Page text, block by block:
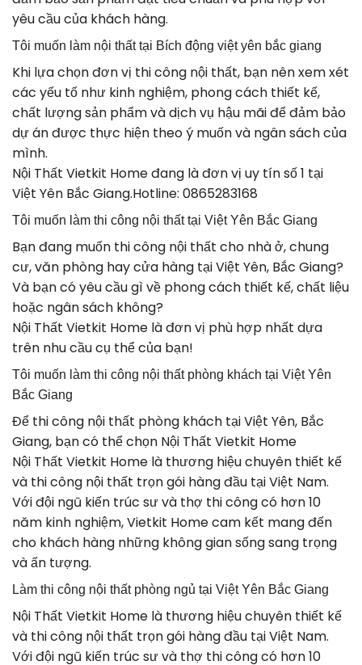
yêu cầu của khách hàng.
Tôi muốn làm nội thất tại Bích động việt yên bắc giang
Khi lựa chọn đơn vị thi công nội thất, bạn nên xem xét
các yếu tố như kinh nghiệm, phong cách thiết kế,
chất lượng sản phẩm và dịch vụ hậu mãi để đảm bảo
dự án được thực hiện theo ý muốn và ngân sách của
mình.
Nội Thất Vietkit Home đang là đơn vị uy tín số 1 tại
Việt Yên Bắc Giang.Hotline: 0865283168
Tôi muốn làm thi công nội thất tại Việt Yên Bắc Giang
Bạn đang muốn thi công nội thất cho nhà ở, chung
cư, văn phòng hay cửa hàng tại Việt Yên, Bắc Giang?
Và bạn có yêu cầu gì về phong cách thiết kế, chất liệu
hoặc ngân sách không?
Nội Thất Vietkit Home là đơn vị phù hợp nhất dựa
trên nhu cầu cụ thể của bạn!
Tôi muốn làm thi công nội thất phòng khách tại Việt Yên
Bắc Giang
Để thi công nội thất phòng khách tại Việt Yên, Bắc
Giang, bạn có thể chọn Nội Thất Vietkit Home
Nội Thất Vietkit Home là thương hiệu chuyên thiết kế
và thi công nội thất trọn gói hàng đầu tại Việt Nam.
Với đội ngũ kiến trúc sư và thợ thi công có hơn 10
năm kinh nghiệm, Vietkit Home cam kết mang đến
cho khách hàng những không gian sống sang trọng
và ấn tượng.
Làm thi công nội thất phòng ngủ tại Việt Yên Bắc Giang
Nội Thất Vietkit Home là thương hiệu chuyên thiết kế
và thi công nội thất trọn gói hàng đầu tại Việt Nam.
Với đội ngũ kiến trúc sư và thợ thi công có hơn 10